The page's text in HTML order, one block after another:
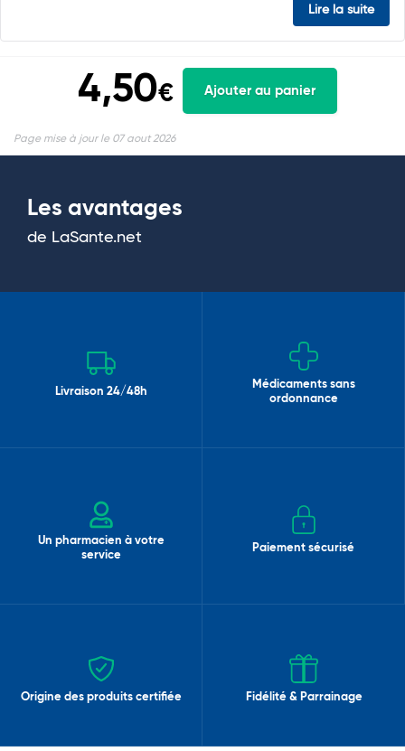
Lire la suite
4,50€ Ajouter au panier
Page mise à jour le 07 aout 2026
Les avantages
de LaSante.net
Livraison 24/48h
Médicaments sans
ordonnance
Un pharmacien à votre
service
Paiement sécurisé
Origine des produits certifiée Fidélité & Parrainage